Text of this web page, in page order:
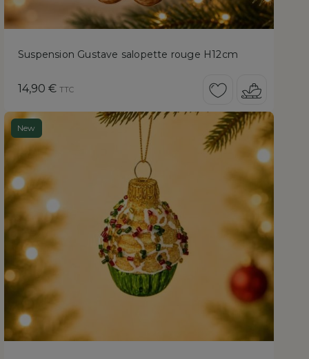
Suspension Gustave salopette rouge H12cm
Prix
14,90 € TTC
New